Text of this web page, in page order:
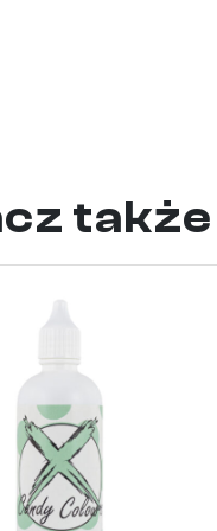
także